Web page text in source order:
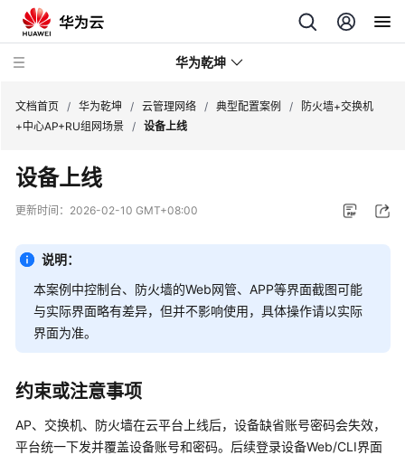
华为乾坤
安
全
云
务
云
管
理
网
型
配
文档首页 / 华为乾坤 / 云管理网络 / 典型配置案例 /
防火墙+交换机
+中心AP+RU组网场景 / 设备上线
设备上线
更新时间： 2026-02-10 GMT+08:00
说明：
本案例中控制台、防火墙的Web网管、APP等界面截图可能
与实际界面略有差异，但并不影响使用，具体操作请以实际
界面为准。
约束或注意事项
AP、交换机、防火墙在云平台 上线后，设备缺省账号密码会失效，
平台统一下发并覆盖设备账号和密码。后续登录设备Web/CLI界面